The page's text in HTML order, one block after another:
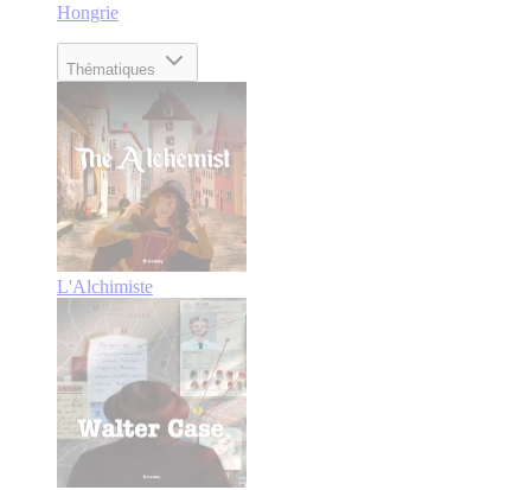
Hongrie
Thématiques
L'Alchimiste